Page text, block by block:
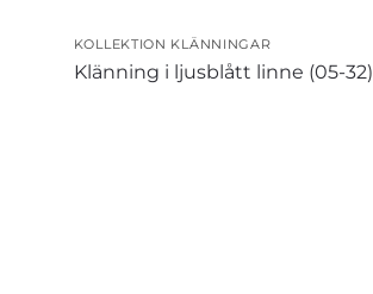
KOLLEKTION KLÄNNINGAR
Klänning i ljusblått linne (05-32)